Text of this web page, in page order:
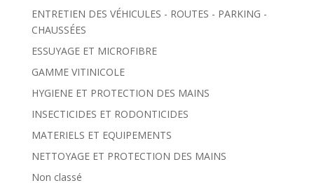
ENTRETIEN DES VÉHICULES - ROUTES - PARKING -
CHAUSSÉES
ESSUYAGE ET MICROFIBRE
GAMME VITINICOLE
HYGIENE ET PROTECTION DES MAINS
INSECTICIDES ET RODONTICIDES
MATERIELS ET EQUIPEMENTS
NETTOYAGE ET PROTECTION DES MAINS
Non classé